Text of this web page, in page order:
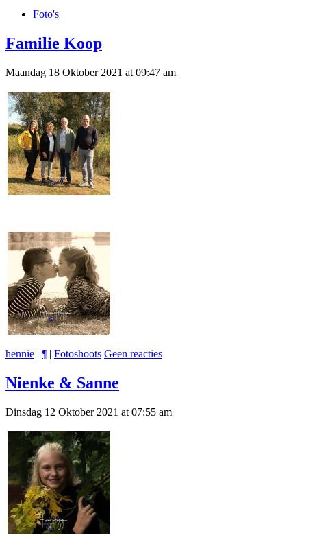
Foto's
Familie Koop
Maandag 18 Oktober 2021 at 09:47 am
hennie | ¶ | Fotoshoots Geen reacties
Nienke & Sanne
Dinsdag 12 Oktober 2021 at 07:55 am